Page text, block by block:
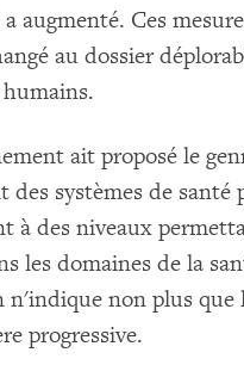
augmenté. Ces
au dossier
ait proposé le
des systèmes de santé
à des niveaux
les domaines de la
non plus que
progressive.